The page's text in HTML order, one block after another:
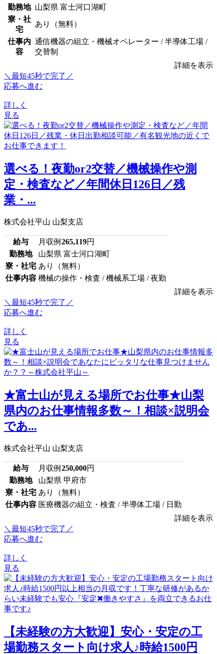
勤務地 山梨県 富士河口湖町
寮・社
宅
あり（無料）
仕事内
容
通信機器の組立・機械オペレーター / 半導体工場 /
交替制
詳細を表示
＼最短45秒で完了／
応募へ進む
詳しく
見る
選べる！夜勤or2交替／機械操作や測
定・検査など／年間休日126日／残
業・...
株式会社平山 山梨支店
給与 月収例 265,119円
勤務地
山梨県 富士河口湖町
寮・社宅 あり（無料）
仕事内容 機械の操作・検査 / 機械系工場 / 夜勤
詳細を表示
＼最短45秒で完了／
応募へ進む
詳しく
見る
★富士山が見える場所でお仕事★山梨
県内のお仕事情報多数～！相談×説明会
であ...
株式会社平山 山梨支店
給与 月収例 250,000円
勤務地
山梨県 甲府市
寮・社宅 あり（無料）
仕事内容 医療機器の組立・検査 / 半導体工場 / 日勤
詳細を表示
＼最短45秒で完了／
応募へ進む
詳しく
見る
【未経験の方大歓迎】安心・安定の工
場勤務スタート向け求人♪時給1500円